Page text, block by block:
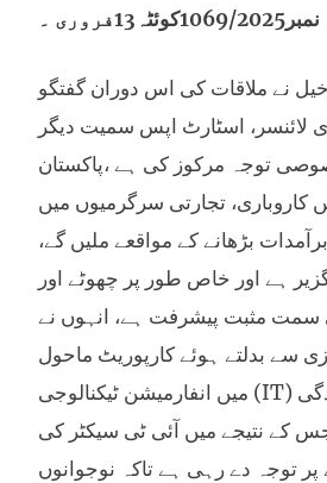
۔
نے ملاقات کی اس دوران گفتگو
لائنسر، اسٹارٹ اپس سمیت دیگر
توجہ مرکوز کی ہے ،پاکستان
تجارتی سرگرمیوں میں
بڑھانے کے مواقعے ملیں گے،
ہے اور خاص طور پر چھوٹے اور
سمت مثبت پیشرفت ہے، انہوں نے
سے بدلتے ہوئے کارپوریٹ ماحول
میں انفارمیشن ٹیکنالوجی (IT) تبدیلی کی ایک اہم سہولت کار ہے۔آئی ٹی انقلاب کے نتیجے میں پوری دنیا میں لوگوں کا طرز زندگی
کے نتیجے میں آئی ٹی سیکٹر کی
توجہ دے رہی ہے تاکہ نوجوانوں